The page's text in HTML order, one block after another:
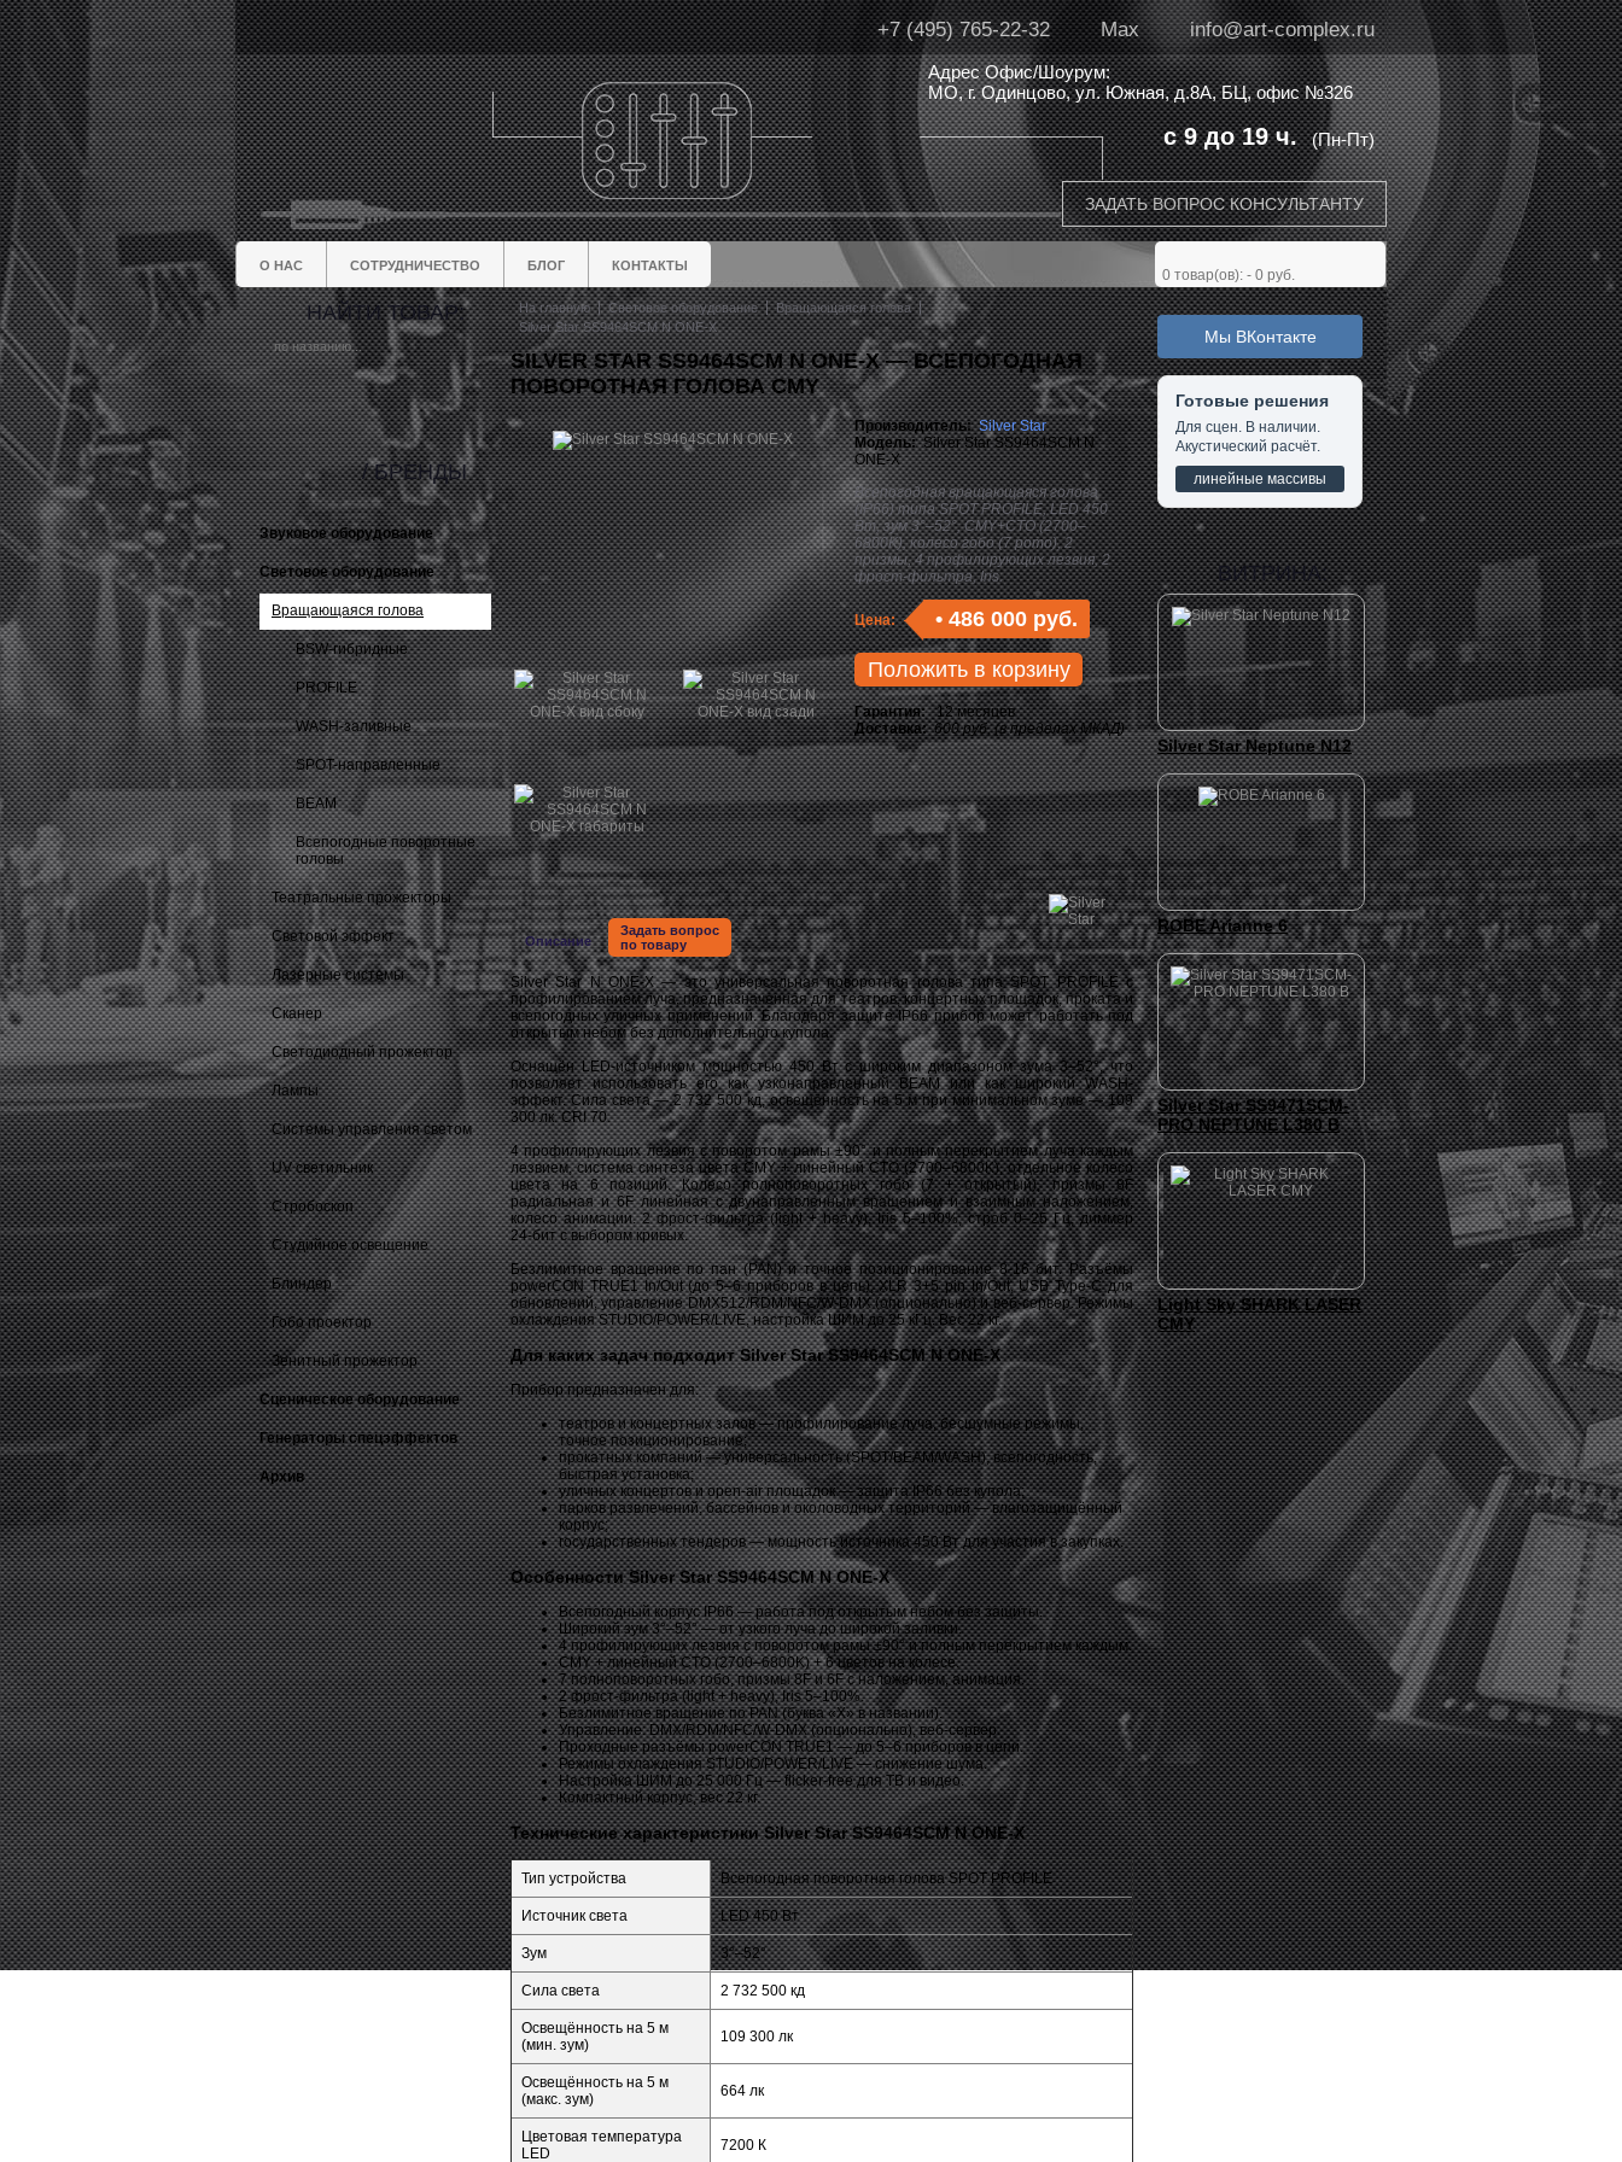
info@art-complex.ru
Max
+7 (495) 765-22-32
Адрес Офис/Шоурум:
МО, г. Одинцово, ул. Южная, д.8А, БЦ, офис №326
(Пн-Пт)
с 9 до 19 ч.
ЗАДАТЬ ВОПРОС КОНСУЛЬТАНТУ
О НАС СОТРУДНИЧЕСТВО БЛОГ КОНТАКТЫ
0 товар(ов): - 0 руб.
НАЙТИ ТОВАР:
Звуковое оборудование
Световое оборудование
Вращающаяся голова
BSW-гибридные
PROFILE
WASH-заливные
SPOT-направленные
BEAM
Всепогодные поворотные
головы
Театральные прожекторы
Световой эффект
Лазерные системы
Сканер
Светодиодный прожектор
Лампы
Системы управления светом
UV светильник
Стробоскоп
Студийное освещение
Блиндер
Гобо проектор
Зенитный прожектор
Сценическое оборудование
Генераторы спецэффектов
Архив
/ БРЕНДЫ
На главную Световое оборудование
Вращающаяся голова
Silver Star SS9464SCM N ONE-X
SILVER STAR SS9464SCM N ONE-X — ВСЕПОГОДНАЯ
ПОВОРОТНАЯ ГОЛОВА CMY
Производитель: Silver Star
Модель:Silver Star SS9464SCM N
ONE-X
Всепогодная вращающаяся голова
(IP66) типа SPOT PROFILE, LED 450
Вт, зум 3°–52°, CMY+CTO (2700–
6800K), колесо гобо (7 рото), 2
призмы, 4 профилирующих лезвия, 2
фрост-фильтра, Iris.
Цена: • 486 000 руб.
Положить в корзину
Гарантия:12 месяцев
Доставка: 600 руб. (в пределах МКАД)
Описание
Задать вопрос
по товару
Silver Star N ONE‑X — это универсальная поворотная голова типа SPOT PROFILE с
профилированием луча, предназначенная для театров, концертных площадок, проката и
всепогодных уличных применений. Благодаря защите IP66 прибор может работать под
открытым небом без дополнительного купола.
Оснащён LED-источником мощностью 450 Вт с широким диапазоном зума 3–52°, что
позволяет использовать его как узконаправленный BEAM или как широкий WASH-
эффект. Сила света — 2 732 500 кд, освещённость на 5 м при минимальном зуме — 109
300 лк. CRI 70.
4 профилирующих лезвия с поворотом рамы ±90° и полным перекрытием луча каждым
лезвием, система синтеза цвета CMY + линейный CTO (2700–6800K), отдельное колесо
цвета на 6 позиций. Колесо полноповоротных гобо (7 + открытый), призмы 8F
радиальная и 6F линейная с двунаправленным вращением и взаимным наложением,
колесо анимации. 2 фрост-фильтра (light + heavy), Iris 5–100%, строб 0–25 Гц, диммер
24‑бит с выбором кривых.
Безлимитное вращение по пан (PAN) и точное позиционирование 8‑16 бит. Разъёмы
powerCON TRUE1 In/Out (до 5–6 приборов в цепь), XLR 3+5 pin In/Out, USB Type‑C для
обновлений, управление DMX512/RDM/NFC/W‑DMX (опционально) и веб‑сервер. Режимы
охлаждения STUDIO/POWER/LIVE, настройка ШИМ до 25 кГц. Вес 22 кг.
Для каких задач подходит Silver Star SS9464SCM N ONE-X
Прибор предназначен для:
театров и концертных залов — профилирование луча, бесшумные режимы,
точное позиционирование;
прокатных компаний — универсальность (SPOT/BEAM/WASH), всепогодность,
быстрая установка;
уличных концертов и open‑air площадок — защита IP66 без купола;
парков развлечений, бассейнов и околоводных территорий — влагозащищённый
корпус;
государственных тендеров — мощность источника 450 Вт для участия в закупках.
Особенности Silver Star SS9464SCM N ONE-X
Всепогодный корпус IP66 — работа под открытым небом без защиты.
Широкий зум 3°–52° — от узкого луча до широкой заливки.
4 профилирующих лезвия с поворотом рамы ±90° и полным перекрытием каждым.
CMY + линейный CTO (2700–6800K) + 6 цветов на колесе.
7 полноповоротных гобо, призмы 8F и 6F с наложением, анимация.
2 фрост-фильтра (light + heavy), Iris 5–100%.
Безлимитное вращение по PAN (буква «X» в названии).
Управление: DMX/RDM/NFC/W-DMX (опционально), веб-сервер.
Проходные разъёмы powerCON TRUE1 — до 5–6 приборов в цепи.
Режимы охлаждения STUDIO/POWER/LIVE — снижение шума.
Настройка ШИМ до 25 000 Гц — flicker‑free для ТВ и видео.
Компактный корпус, вес 22 кг.
Технические характеристики Silver Star SS9464SCM N ONE-X
Тип устройства Всепогодная поворотная голова SPOT PROFILE
Источник света LED 450 Вт
Зум 3°–52°
Сила света 2 732 500 кд
Освещённость на 5 м
(мин. зум)
109 300 лк
Освещённость на 5 м
(макс. зум)
664 лк
Цветовая температура
LED
7200 К
Мы ВКонтакте
Готовые решения
Для сцен. В наличии.
Акустический расчёт.
линейные массивы
ВИТРИНА:
Silver Star Neptune N12
ROBE Arianne 6
Silver Star SS9471SCM-
PRO NEPTUNE L380 B
Light Sky SHARK LASER
CMY